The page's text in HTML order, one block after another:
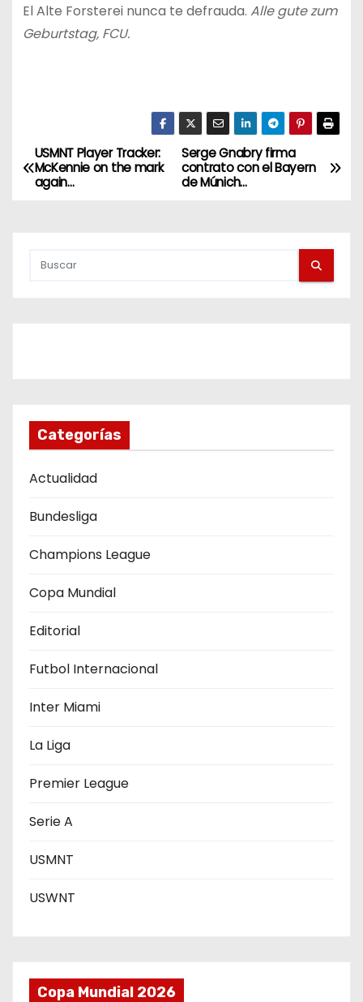
El Alte Forsterei nunca te defrauda. Alle gute zum
Geburtstag, FCU.
N
a
n
n
t
r
a
d
a
s
Serge Gnabry firma
contrato con el Bayern
de Múnich…
USMNT Player Tracker:
McKennie on the mark
again…
Categorías
Actualidad
Bundesliga
Champions League
Copa Mundial
Editorial
Futbol Internacional
Inter Miami
La Liga
Premier League
Serie A
USMNT
USWNT
Copa Mundial 2026